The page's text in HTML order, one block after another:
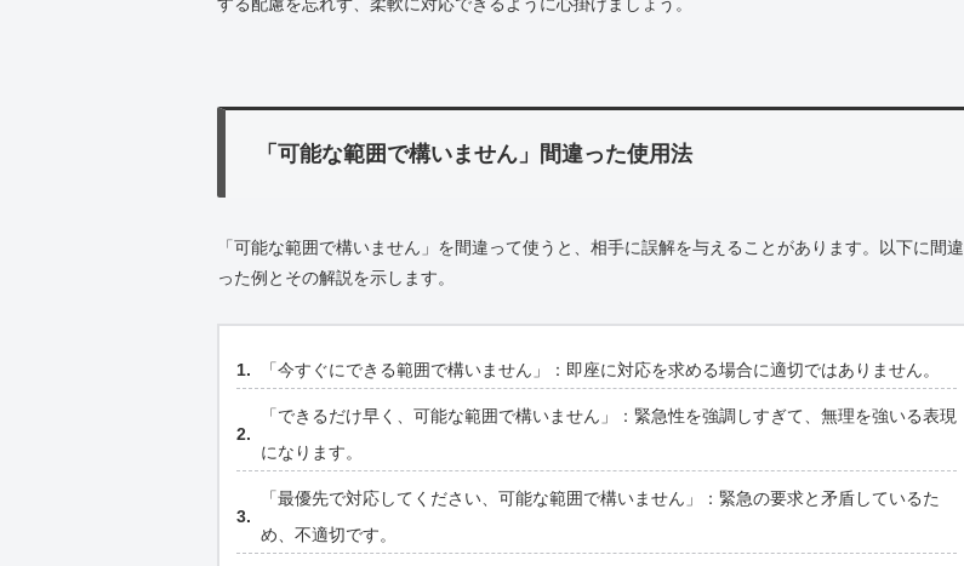
「可能な範囲で構いません」間違った使用法
「可能な範囲で構いません」を間違って使うと、相手に誤解を与えることがあります。以下に間違
った例とその解説を示します。
「今すぐにできる範囲で構いません」：即座に対応を求める場合に適切ではありません。
「できるだけ早く、可能な範囲で構いません」：緊急性を強調しすぎて、無理を強いる表現
になります。
「最優先で対応してください、可能な範囲で構いません」：緊急の要求と矛盾しているた
め、不適切です。